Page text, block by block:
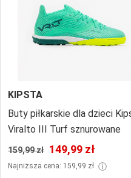
KIPSTA
Buty piłkarskie dla dzieci
Viralto III Turf sznurowane
159,99 zł 149,99 zł
Najniższa cena: 159,99 zł ⓘ